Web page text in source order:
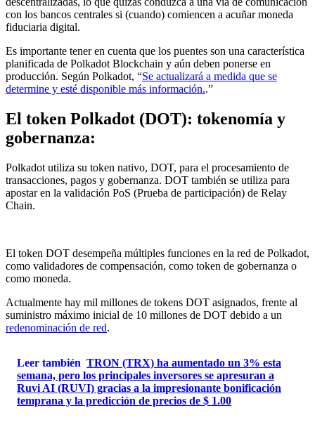
con los bancos centrales si (cuando) comiencen a acuñar moneda
fiduciaria digital.
Es importante tener en cuenta que los puentes son una característica
planificada de Polkadot Blockchain y aún deben ponerse en
producción. Según Polkadot, “Se actualizará a medida que se
determine y esté disponible más información..”
El token Polkadot (DOT): tokenomía y
gobernanza:
Polkadot utiliza su token nativo, DOT, para el procesamiento de
transacciones, pagos y gobernanza. DOT también se utiliza para
apostar en la validación PoS (Prueba de participación) de Relay
Chain.
El token DOT desempeña múltiples funciones en la red de Polkadot,
como validadores de compensación, como token de gobernanza o
como moneda.
Actualmente hay mil millones de tokens DOT asignados, frente al
suministro máximo inicial de 10 millones de DOT debido a un
redenominación de red.
Leer también TRON (TRX) ha aumentado un 3% esta
semana, pero los principales inversores se apresuran a
Ruvi AI (RUVI) gracias a la impresionante bonificación
temprana y la predicción de precios de $ 1.00